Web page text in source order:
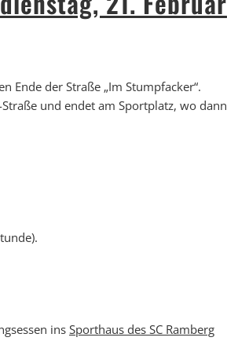
Ende der Straße „Im Stumpfacker“.
und endet am Sportplatz, wo dann
insSporthaus des SC Ramberg